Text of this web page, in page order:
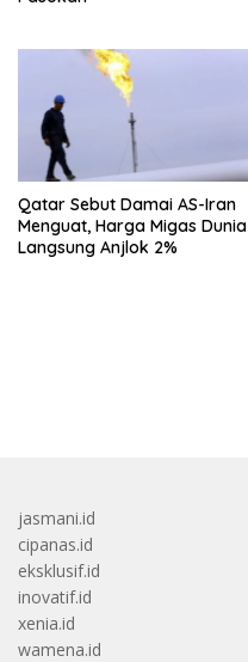
Qatar Sebut Damai AS-Iran
Menguat, Harga Migas Dunia
Langsung Anjlok 2%
jasmani.id
cipanas.id
eksklusif.id
inovatif.id
xenia.id
wamena.id